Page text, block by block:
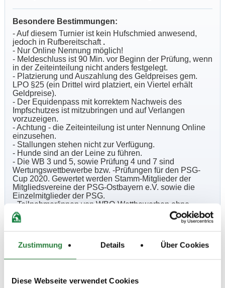
Zustimmung Details Über Cookies
Diese Webseite verwendet Cookies
Besondere Bestimmungen:
- Auf diesem Turnier ist kein Hufschmied anwesend,
jedoch in Rufbereitschaft .
- Nur Online Nennung möglich!
- Meldeschluss ist 90 Min. vor Beginn der Prüfung, wenn
in der Zeiteinteilung nicht anders festgelegt.
- Platzierung und Auszahlung des Geldpreises gem.
LPO §25 (ein Drittel wird platziert, ein Viertel erhält
Geldpreise).
- Der Equidenpass mit korrektem Nachweis des
Impfschutzes ist mitzubringen und auf Verlangen
vorzuzeigen.
- Achtung - die Zeiteinteilung ist unter Nennung Online
einzusehen.
- Stallungen stehen nicht zur Verfügung.
- Hunde sind an der Leine zu führen.
- Die WB 3 und 5, sowie Prüfung 4 und 7 sind
Wertungswettbewerbe bzw. -Prüfungen für den PSG-
Cup 2020. Gewertet werden Stamm-Mitglieder der
Mitgliedsvereine der PSG-Ostbayern e.V. sowie die
Einzelmitglieder der PSG.
- Teilnehmer/innen von WBO-Wettbewerben ohne
Vereinsmitgliedschaft haben mit der Nennung
unaufgefordert den Abschluss einer Unfallversicherung
für den Reiter und einer Tierhaftpflichtversicherung für
- Es gelten die Allgemeinen und Besonderen
erlaubt, Stamm-Mitglieder des Veranstalters sind mit